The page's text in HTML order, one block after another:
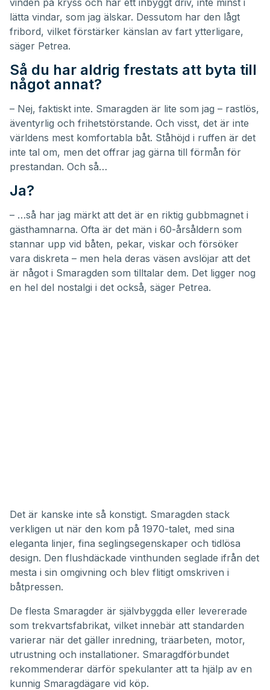
lätta vindar, som jag älskar. Dessutom har den lågt
fribord, vilket förstärker känslan av fart ytterligare,
säger Petrea.
Så du har aldrig frestats att byta till
något annat?
– Nej, faktiskt inte. Smaragden är lite som jag – rastlös,
äventyrlig och frihetstörstande. Och visst, det är inte
världens mest komfortabla båt. Ståhöjd i ruffen är det
inte tal om, men det offrar jag gärna till förmån för
prestandan. Och så…
Ja?
– …så har jag märkt att det är en riktig gubbmagnet i
gästhamnarna. Ofta är det män i 60-årsåldern som
stannar upp vid båten, pekar, viskar och försöker
vara diskreta – men hela deras väsen avslöjar att det
är något i Smaragden som tilltalar dem. Det ligger nog
en hel del nostalgi i det också, säger Petrea.
Det är kanske inte så konstigt. Smaragden stack
verkligen ut när den kom på 1970-talet, med sina
eleganta linjer, fina seglingsegenskaper och tidlösa
design. Den flushdäckade vinthunden seglade ifrån det
mesta i sin omgivning och blev flitigt omskriven i
båtpressen.
De flesta Smaragder är självbyggda eller levererade
som trekvartsfabrikat, vilket innebär att standarden
varierar när det gäller inredning, träarbeten, motor,
utrustning och installationer. Smaragdförbundet
rekommenderar därför spekulanter att ta hjälp av en
kunnig Smaragdägare vid köp.